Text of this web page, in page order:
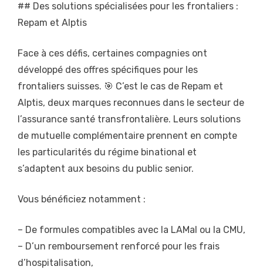
## Des solutions spécialisées pour les frontaliers :
Repam et Alptis
Face à ces défis, certaines compagnies ont
développé des offres spécifiques pour les
frontaliers suisses. 🎯 C’est le cas de Repam et
Alptis, deux marques reconnues dans le secteur de
l’assurance santé transfrontalière. Leurs solutions
de mutuelle complémentaire prennent en compte
les particularités du régime binational et
s’adaptent aux besoins du public senior.
Vous bénéficiez notamment :
– De formules compatibles avec la LAMal ou la CMU,
– D’un remboursement renforcé pour les frais
d’hospitalisation,